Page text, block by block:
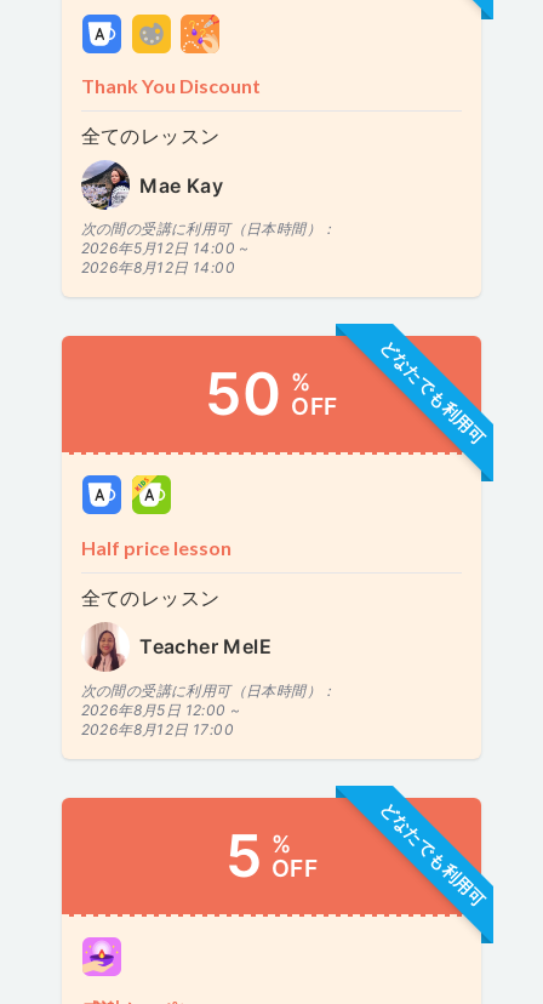
Thank You Discount
全てのレッスン
Mae Kay
次の間の受講に利用可（日本時間）：
2026年5月12日 14:00 ~
2026年8月12日 14:00
どなたでも利用可
50 %
OFF
Half price lesson
全てのレッスン
Teacher MelE
次の間の受講に利用可（日本時間）：
2026年8月5日 12:00 ~
2026年8月12日 17:00
どなたでも利用可
5 %
OFF